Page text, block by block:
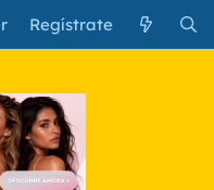
Regístrate